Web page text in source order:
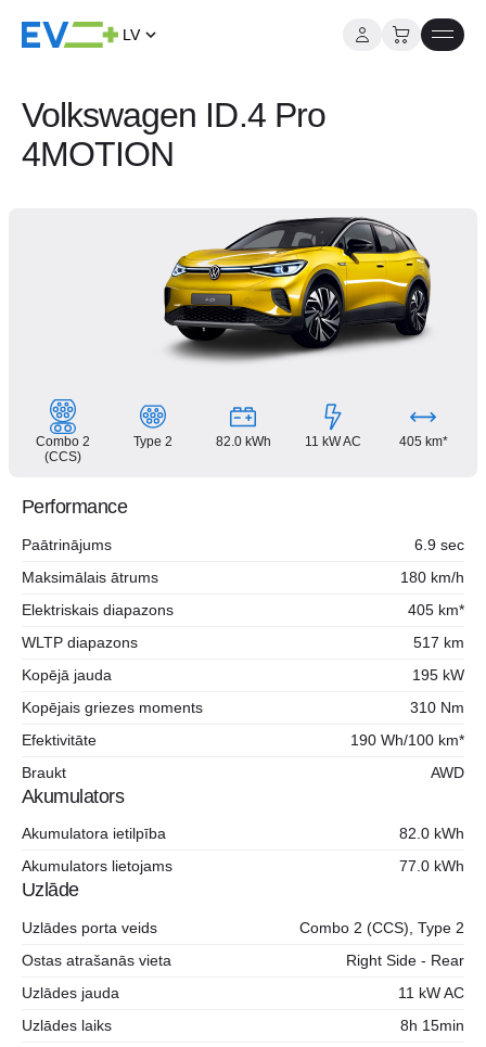
uz
saturu
LV
Volkswagen ID.4 Pro
4MOTION
Combo 2
(CCS)
Type 2 82.0 kWh 11 kW AC 405 km*
Performance
Paātrinājums
6.9 sec
Maksimālais ātrums
180 km/h
Elektriskais diapazons
405 km*
WLTP diapazons
517 km
Kopējā jauda
195 kW
Kopējais griezes moments
310 Nm
Efektivitāte
190 Wh/100 km*
Braukt
AWD
Akumulators
Akumulatora ietilpība
82.0 kWh
Akumulators lietojams
77.0 kWh
Uzlāde
Uzlādes porta veids
Combo 2 (CCS), Type 2
Ostas atrašanās vieta
Right Side - Rear
Uzlādes jauda
11 kW AC
Uzlādes laiks
8h 15min